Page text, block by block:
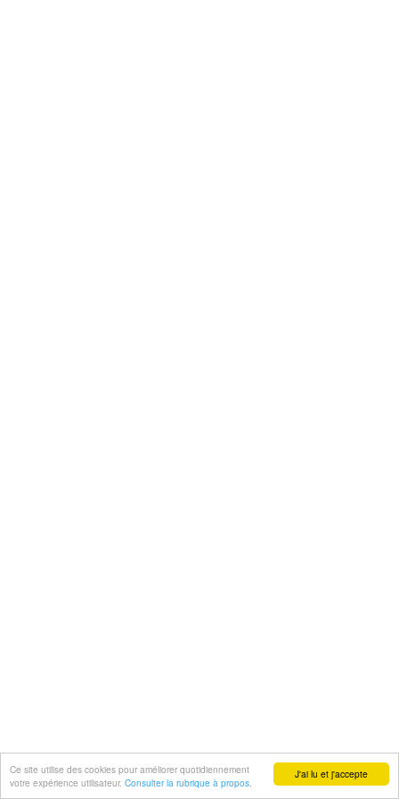
J'ai lu et j'accepte
Ce site utilise des cookies pour améliorer quotidiennement
votre expérience utilisateur. Consulter la rubrique à propos.